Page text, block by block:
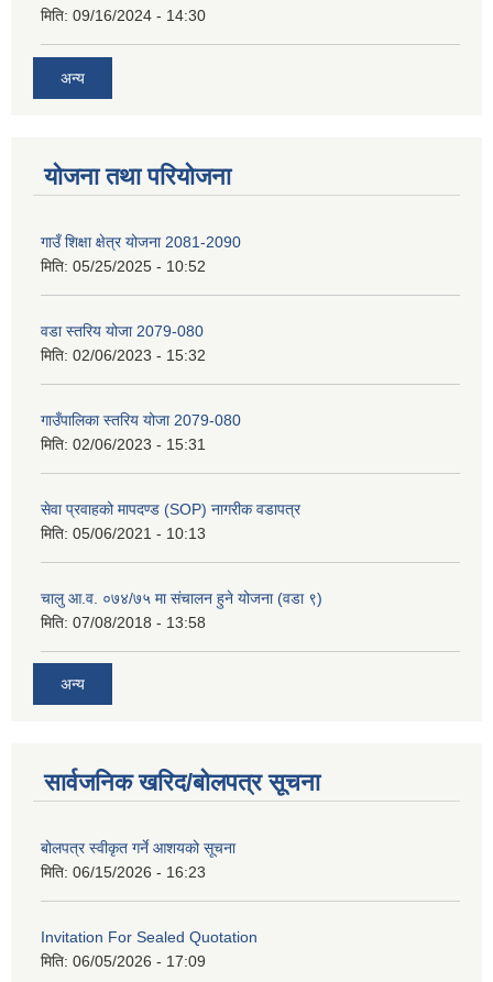
मिति: 09/16/2024 - 14:30
अन्य
योजना तथा परियोजना
गाउँ शिक्षा क्षेत्र योजना 2081-2090
मिति: 05/25/2025 - 10:52
वडा स्तरिय योजा 2079-080
मिति: 02/06/2023 - 15:32
गाउँपालिका स्तरिय योजा 2079-080
मिति: 02/06/2023 - 15:31
सेवा प्रवाहको मापदण्ड (SOP) नागरीक वडापत्र
मिति: 05/06/2021 - 10:13
चालु आ.व. ०७४/७५ मा संचालन हुने योजना (वडा ९)
मिति: 07/08/2018 - 13:58
अन्य
सार्वजनिक खरिद/बोलपत्र सूचना
बोलपत्र स्वीकृत गर्ने आशयको सूचना
मिति: 06/15/2026 - 16:23
Invitation For Sealed Quotation
मिति: 06/05/2026 - 17:09